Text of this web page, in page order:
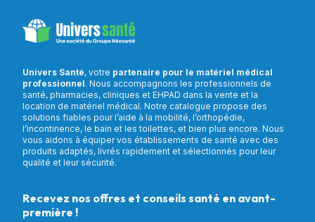
Univers Santé, votre partenaire pour le matériel médical
professionnel. Nous accompagnons les professionnels de
santé, pharmacies, cliniques et EHPAD dans la vente et la
location de matériel médical. Notre catalogue propose des
solutions fiables pour l’aide à la mobilité, l’orthopédie,
l’incontinence, le bain et les toilettes, et bien plus encore. Nous
vous aidons à équiper vos établissements de santé avec des
produits adaptés, livrés rapidement et sélectionnés pour leur
qualité et leur sécurité.
Recevez nos offres et conseils santé en avant-
première !